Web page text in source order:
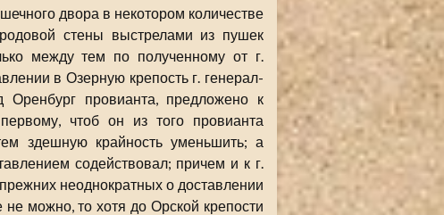
двора в некотором количестве
стены выстрелами из пушек
между тем по полученному от г.
в Озерную крепость г. генерал-
провианта, предложено к
чтоб он из того провианта
здешную крайность уменьшить; а
содействовал; причем и к г.
неоднократных о доставлении
можно, то хотя до Орской крепости